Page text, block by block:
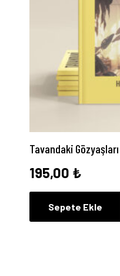
Tavandaki
195,00 ₺
Sepete Ekle